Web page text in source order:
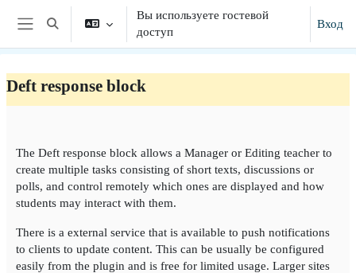
Перейти к основному содержанию
Боковая панель
Изменить данные поисковой строки
Вы используете гостевой
доступ
Вход
Deft response block
The Deft response block allows a Manager or Editing teacher to
create multiple tasks consisting of short texts, discussions or
polls, and control remotely which ones are displayed and how
students may interact with them.
There is a external service that is available to push notifications
to clients to update content. This can be usually be configured
easily from the plugin and is free for limited usage. Larger sites